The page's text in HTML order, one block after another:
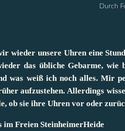
Durch
wieder unsere Uhren eine
das übliche Gebarme, wie
was weiß ich noch alles. Mir
aufzustehen. Allerdings
ob sie ihre Uhren vor oder